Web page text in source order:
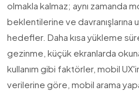
olmakla kalmaz; aynı zamanda
beklentilerine ve davranışlarına
hedefler. Daha kısa yükleme
gezinme, küçük ekranlarda
kullanım gibi faktörler, mobil
verilerine göre, mobil arama